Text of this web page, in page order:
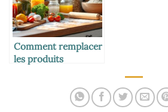
Comment remplacer
les produits